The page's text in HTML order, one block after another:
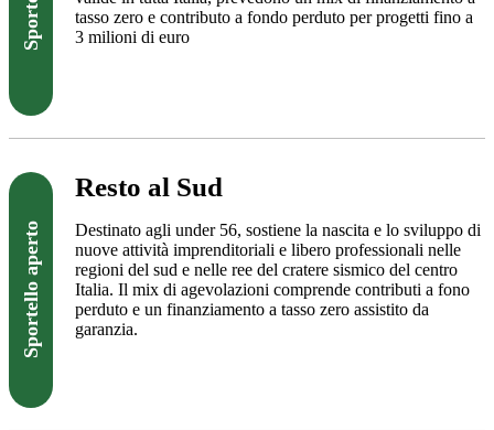
tasso zero e contributo a fondo perduto per progetti fino a
3 milioni di euro
Sportello aperto
Resto al Sud
Destinato agli under 56, sostiene la nascita e lo sviluppo di
nuove attività imprenditoriali e libero professionali nelle
regioni del sud e nelle ree del cratere sismico del centro
Italia. Il mix di agevolazioni comprende contributi a fono
perduto e un finanziamento a tasso zero assistito da
garanzia.